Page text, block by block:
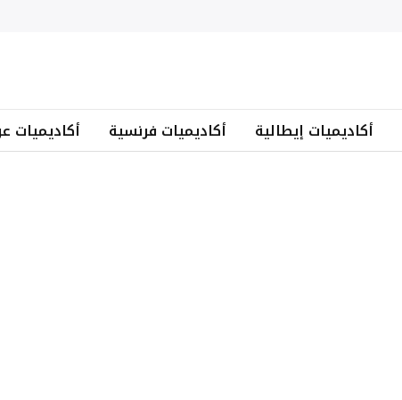
أكاديميات إيطالية أكاديميات فرنسية أكاديميات